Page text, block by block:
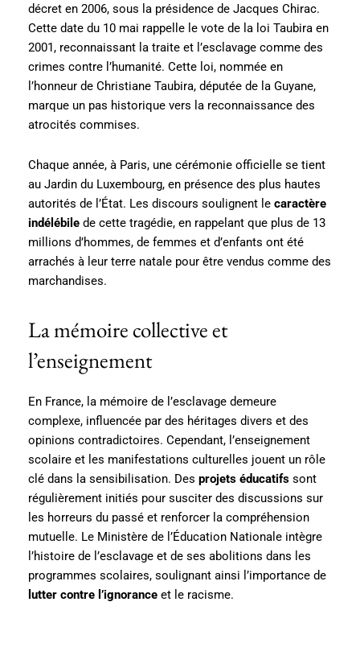
décret en 2006, sous la présidence de Jacques Chirac.
Cette date du 10 mai rappelle le vote de la loi Taubira en
2001, reconnaissant la traite et l’esclavage comme des
crimes contre l’humanité. Cette loi, nommée en
l’honneur de Christiane Taubira, députée de la Guyane,
marque un pas historique vers la reconnaissance des
atrocités commises.
Chaque année, à Paris, une cérémonie officielle se tient
au Jardin du Luxembourg, en présence des plus hautes
autorités de l’État. Les discours soulignent le caractère
indélébile de cette tragédie, en rappelant que plus de 13
millions d’hommes, de femmes et d’enfants ont été
arrachés à leur terre natale pour être vendus comme des
marchandises.
La mémoire collective et
l’enseignement
En France, la mémoire de l’esclavage demeure
complexe, influencée par des héritages divers et des
opinions contradictoires. Cependant, l’enseignement
scolaire et les manifestations culturelles jouent un rôle
clé dans la sensibilisation. Des projets éducatifs sont
régulièrement initiés pour susciter des discussions sur
les horreurs du passé et renforcer la compréhension
mutuelle. Le Ministère de l’Éducation Nationale intègre
l’histoire de l’esclavage et de ses abolitions dans les
programmes scolaires, soulignant ainsi l’importance de
lutter contre l’ignorance et le racisme.